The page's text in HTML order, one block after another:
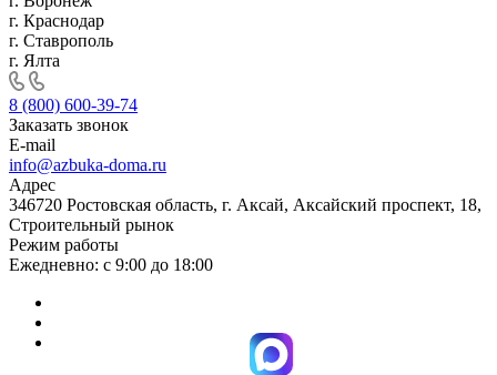
г. Краснодар
г. Ставрополь
г. Ялта
8 (800) 600-39-74
Заказать звонок
E-mail
info@azbuka-doma.ru
Адрес
346720 Ростовская область, г. Аксай, Аксайский проспект, 18,
Строительный рынок
Режим работы
Ежедневно: с 9:00 до 18:00